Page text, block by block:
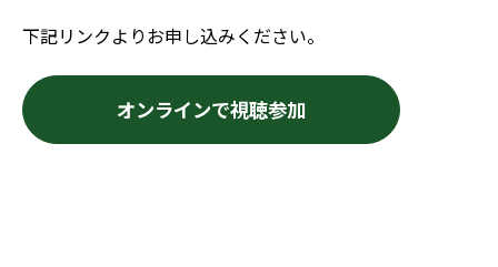
下記リンクよりお申し込みください。
オンラインで視聴参加